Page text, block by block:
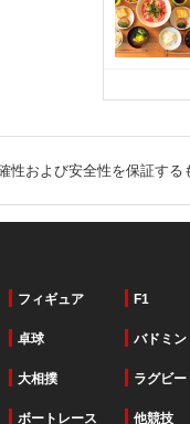
および安全性を保証す
フィギュア F1
卓球 バドミン
大相撲 ラグビー
ボートレース 他競技